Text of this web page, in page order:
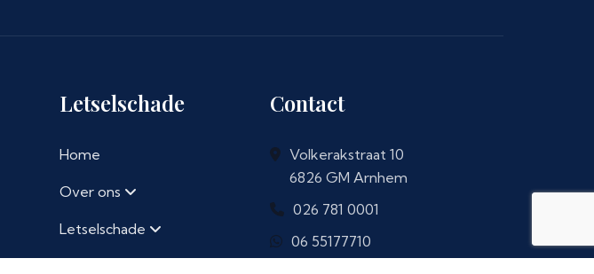
Letselschade
Home
Over ons
Letselschade
Contact
Volkerakstraat 10
6826 GM Arnhem
026 781 0001
06 55177710